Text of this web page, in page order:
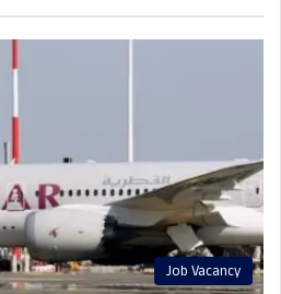
Job Vacancy